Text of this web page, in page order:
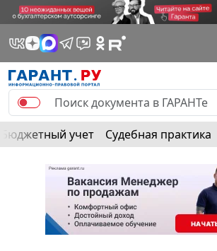
Бюджетный учет Судебная практика